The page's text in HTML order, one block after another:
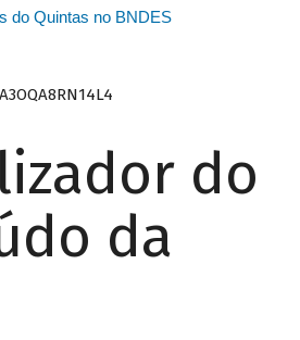
do Quintas no BNDES
do
da